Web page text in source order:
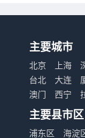
主要城市
北京 上海
台北
大连
澳门
西宁
主要县市区
浦东区 海淀